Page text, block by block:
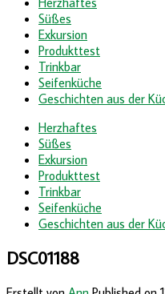
Süßes
Exkursion
Produkttest
Trinkbar
Seifenküche
Geschichten aus der
Herzhaftes
Süßes
Exkursion
Produkttest
Trinkbar
Seifenküche
Geschichten aus der
DSC01188